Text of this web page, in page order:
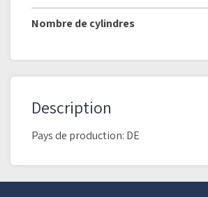
Nombre de cylindres
Description
Pays de production: DE